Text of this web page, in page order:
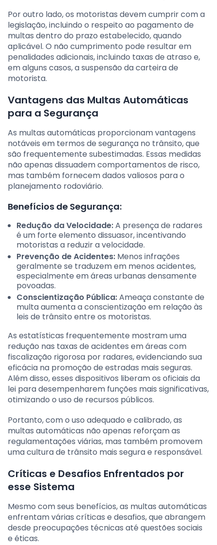
Por outro lado, os motoristas devem cumprir com a
legislação, incluindo o respeito ao pagamento de
multas dentro do prazo estabelecido, quando
aplicável. O não cumprimento pode resultar em
penalidades adicionais, incluindo taxas de atraso e,
em alguns casos, a suspensão da carteira de
motorista.
Vantagens das Multas Automáticas
para a Segurança
As multas automáticas proporcionam vantagens
notáveis em termos de segurança no trânsito, que
são frequentemente subestimadas. Essas medidas
não apenas dissuadem comportamentos de risco,
mas também fornecem dados valiosos para o
planejamento rodoviário.
Benefícios de Segurança:
Redução da Velocidade:A presença de radares
é um forte elemento dissuasor, incentivando
motoristas a reduzir a velocidade.
Prevenção de Acidentes: Menos infrações
geralmente se traduzem em menos acidentes,
especialmente em áreas urbanas densamente
povoadas.
Conscientização Pública:Ameaça constante de
multa aumenta a conscientização em relação às
leis de trânsito entre os motoristas.
As estatísticas frequentemente mostram uma
redução nas taxas de acidentes em áreas com
fiscalização rigorosa por radares, evidenciando sua
eficácia na promoção de estradas mais seguras.
Além disso, esses dispositivos liberam os oficiais da
lei para desempenharem funções mais significativas,
otimizando o uso de recursos públicos.
Portanto, com o uso adequado e calibrado, as
multas automáticas não apenas reforçam as
regulamentações viárias, mas também promovem
uma cultura de trânsito mais segura e responsável.
Críticas e Desafios Enfrentados por
esse Sistema
Mesmo com seus benefícios, as multas automáticas
enfrentam várias críticas e desafios, que abrangem
desde preocupações técnicas até questões sociais
e éticas.